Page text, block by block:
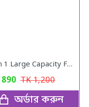
3 In 1 Large Capacity Foldable Travel Bag
890 TK1,200
অর্ডার করুন